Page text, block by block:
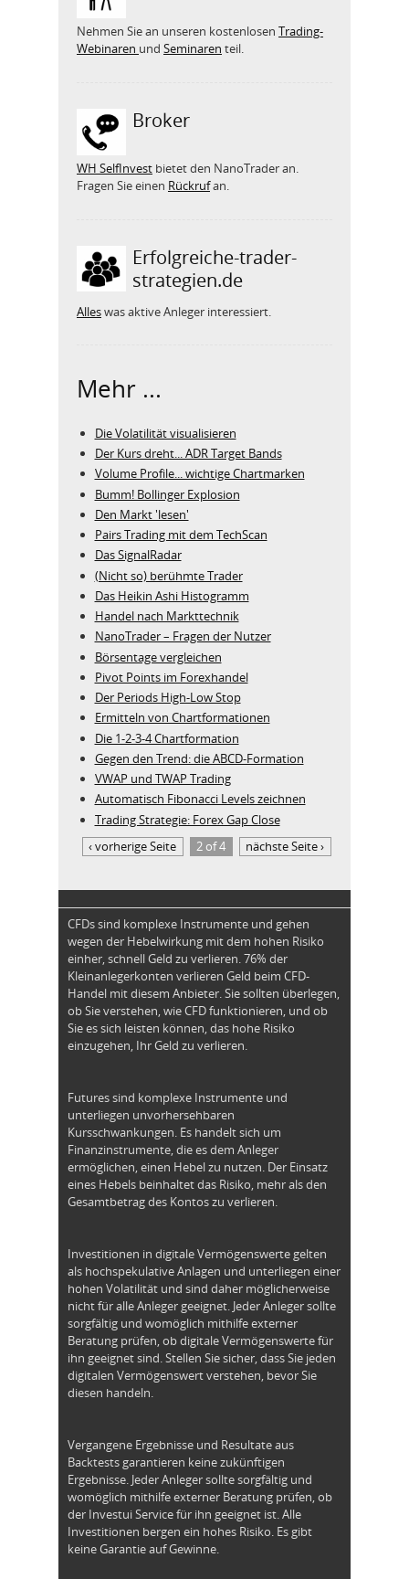
Nehmen Sie an unseren kostenlosen Trading-
Webinaren und Seminaren teil.
Broker
WH SelfInvest bietet den NanoTrader an.
Fragen Sie einen Rückrufan.
Erfolgreiche-trader-
strategien.de
Alleswas aktive Anleger interessiert.
Mehr ...
Die Volatilität visualisieren
Der Kurs dreht... ADR Target Bands
Volume Profile... wichtige Chartmarken
Bumm! Bollinger Explosion
Den Markt 'lesen'
Pairs Trading mit dem TechScan
Das SignalRadar
(Nicht so) berühmte Trader
Das Heikin Ashi Histogramm
Handel nach Markttechnik
NanoTrader – Fragen der Nutzer
Börsentage vergleichen
Pivot Points im Forexhandel
Der Periods High-Low Stop
Ermitteln von Chartformationen
Die 1-2-3-4 Chartformation
Gegen den Trend: die ABCD-Formation
VWAP und TWAP Trading
Automatisch Fibonacci Levels zeichnen
Trading Strategie: Forex Gap Close
‹ vorherige Seite
2 of 4 nächste Seite ›
CFDs sind komplexe Instrumente und gehen
wegen der Hebelwirkung mit dem hohen Risiko
einher, schnell Geld zu verlieren. 76% der
Kleinanlegerkonten verlieren Geld beim CFD-
Handel mit diesem Anbieter. Sie sollten überlegen,
ob Sie verstehen, wie CFD funktionieren, und ob
Sie es sich leisten können, das hohe Risiko
einzugehen, Ihr Geld zu verlieren.
Futures sind komplexe Instrumente und
unterliegen unvorhersehbaren
Kursschwankungen. Es handelt sich um
Finanzinstrumente, die es dem Anleger
ermöglichen, einen Hebel zu nutzen. Der Einsatz
eines Hebels beinhaltet das Risiko, mehr als den
Gesamtbetrag des Kontos zu verlieren.
Investitionen in digitale Vermögenswerte gelten
als hochspekulative Anlagen und unterliegen einer
hohen Volatilität und sind daher möglicherweise
nicht für alle Anleger geeignet. Jeder Anleger sollte
sorgfältig und womöglich mithilfe externer
Beratung prüfen, ob digitale Vermögenswerte für
ihn geeignet sind. Stellen Sie sicher, dass Sie jeden
digitalen Vermögenswert verstehen, bevor Sie
diesen handeln.
Vergangene Ergebnisse und Resultate aus
Backtests garantieren keine zukünftigen
Ergebnisse. Jeder Anleger sollte sorgfältig und
womöglich mithilfe externer Beratung prüfen, ob
der Investui Service für ihn geeignet ist. Alle
Investitionen bergen ein hohes Risiko. Es gibt
keine Garantie auf Gewinne.